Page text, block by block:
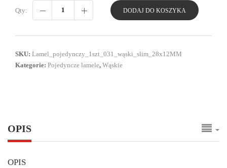
Qty: DODAJ DO KOSZYKA
SKU: Lamel_pojedynczy_1szt_031_wąski_slim_28x12MM
Kategorie: Pojedyncze lamele, Wąskie
OPIS
OPIS